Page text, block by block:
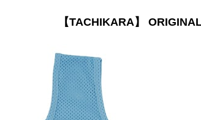
【TACHIKARA】